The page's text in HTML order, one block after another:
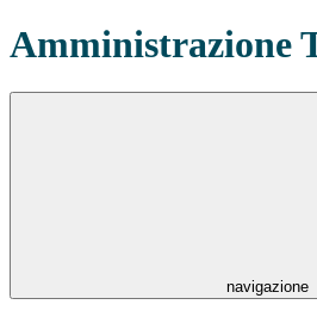
Amministrazione
navigazione